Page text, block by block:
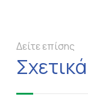
Δείτε επίσης